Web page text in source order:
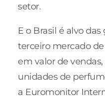
setor.
E o Brasil é alvo
terceiro mercado
em valor de
unidades de
a Euromonitor